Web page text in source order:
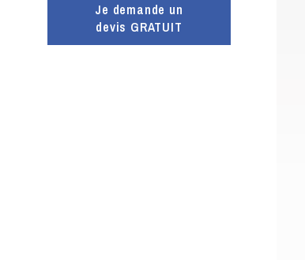
Je demande un
devis GRATUIT